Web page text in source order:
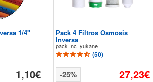
1/4"
1,10€
Pack 4 Filtros Osmosis
Inversa
pack_nc_yukane
(50)
27,23€
-25%